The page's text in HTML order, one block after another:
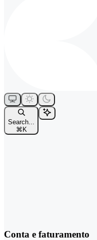
Search...
⌘ K
Conta e faturamento